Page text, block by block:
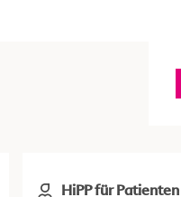
HiPP für Patienten